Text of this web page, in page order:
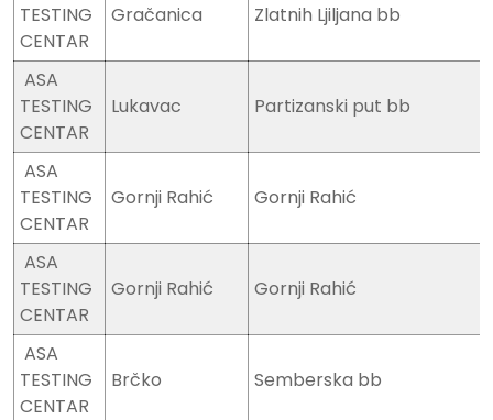
TESTING
CENTAR
Gračanica Zlatnih Ljiljana bb
ASA
TESTING
CENTAR
Lukavac Partizanski put bb
ASA
TESTING
CENTAR
Gornji Rahić Gornji Rahić
ASA
TESTING
CENTAR
Gornji Rahić Gornji Rahić
ASA
TESTING
CENTAR
Brčko Semberska bb